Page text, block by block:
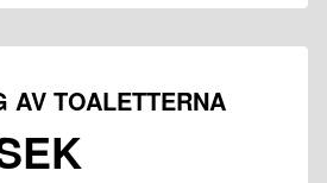
AV TOALETTERNA